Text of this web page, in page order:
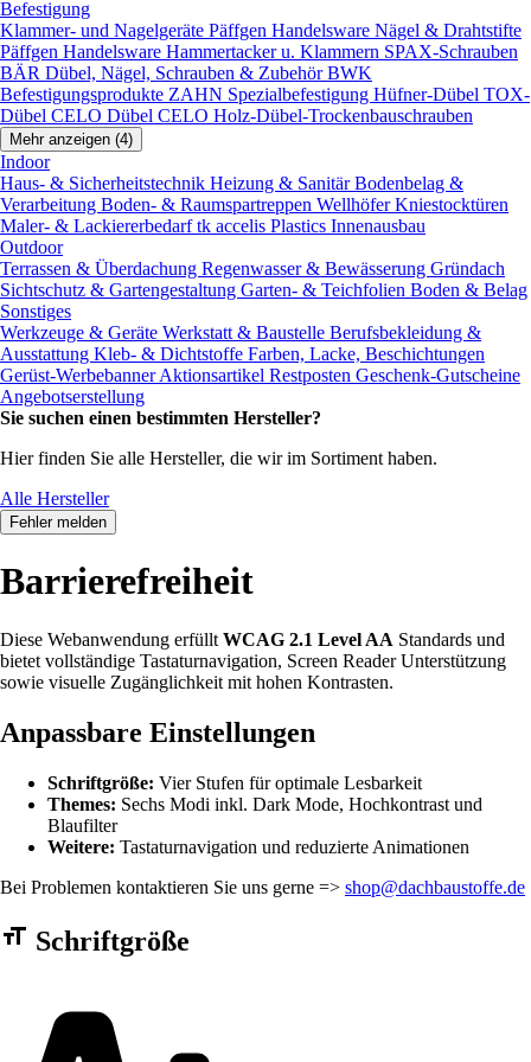
Befestigung
Klammer- und Nagelgeräte Päffgen Handelsware Nägel & Drahtstifte
Päffgen Handelsware Hammertacker u. Klammern SPAX-Schrauben
BÄR Dübel, Nägel, Schrauben & ZubehörBWK
Befestigungsprodukte ZAHN Spezialbefestigung Hüfner-Dübel TOX-
Dübel CELO Dübel CELO Holz-Dübel-Trockenbauschrauben
Mehr anzeigen (4)
Indoor
Haus- & Sicherheitstechnik Heizung & SanitärBodenbelag &
Verarbeitung Boden- & Raumspartreppen Wellhöfer Kniestocktüren
Maler- & Lackiererbedarftk accelis Plastics Innenausbau
Outdoor
Terrassen & Überdachung Regenwasser & Bewässerung Gründach
Sichtschutz & Gartengestaltung Garten- & Teichfolien Boden & Belag
Sonstiges
Werkzeuge & Geräte Werkstatt & Baustelle Berufsbekleidung &
Ausstattung Kleb- & Dichtstoffe Farben, Lacke, Beschichtungen
Gerüst-WerbebannerAktionsartikel Restposten Geschenk-Gutscheine
Angebotserstellung
Sie suchen einen bestimmten Hersteller?
Hier finden Sie alle Hersteller, die wir im Sortiment haben.
Alle Hersteller
Fehler melden
Barrierefreiheit
Diese Webanwendung erfüllt WCAG 2.1 Level AA Standards und
bietet vollständige Tastaturnavigation, Screen Reader Unterstützung
sowie visuelle Zugänglichkeit mit hohen Kontrasten.
Anpassbare Einstellungen
Schriftgröße: Vier Stufen für optimale Lesbarkeit
Themes: Sechs Modi inkl. Dark Mode, Hochkontrast und
Blaufilter
Weitere: Tastaturnavigation und reduzierte Animationen
Bei Problemen kontaktieren Sie uns gerne => shop@dachbaustoffe.de
Barrierefreiheit Einstellungen Formular
Schriftgröße